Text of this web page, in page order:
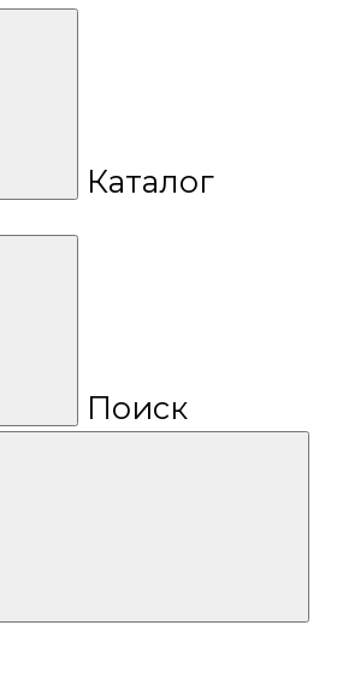
Каталог
Поиск